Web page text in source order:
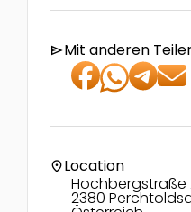
sendMit anderen
location_onLocation
Hochbergstraße
2380